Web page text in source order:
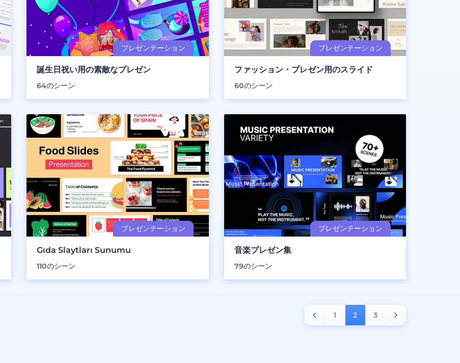
誕生日祝い用の素敵なプレゼン
64のシーン
ファッション・プレゼン用のスライド
60のシーン
Gıda Slaytları Sunumu
110のシーン
音楽プレゼン集
79のシーン
1 2 3